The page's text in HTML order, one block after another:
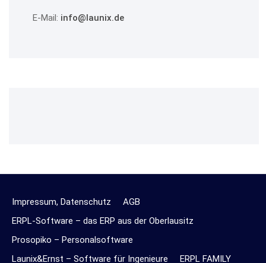
E-Mail: info@launix.de
Impressum, Datenschutz
AGB
ERPL-Software – das ERP aus der Oberlausitz
Prosopiko – Personalsoftware
Launix&Ernst – Software für Ingenieure
ERPL FAMILY